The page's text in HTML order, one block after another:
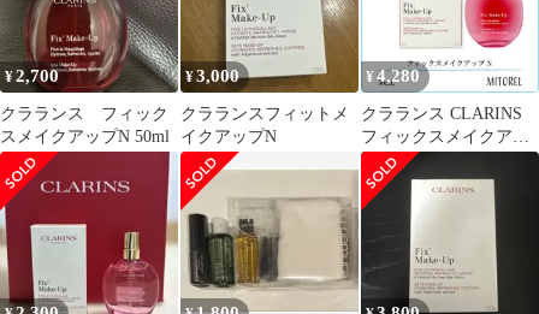
¥2,700
クラランス フィック
スメイクアップN 50ml
¥3,000
クラランスフィットメ
イクアップN
¥ 4,280
クラランス CLARINS
フィックスメイクアッ
プ N 50mL 【ネコポ
ス】